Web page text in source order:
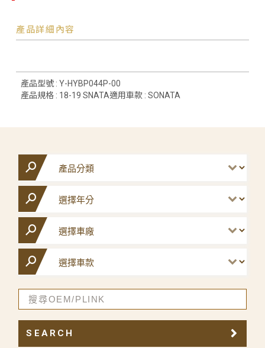
產品詳細內容
產品型號 : Y-HYBP044P-00
產品規格 : 18-19 SNATA適用車款 : SONATA
SEARCH